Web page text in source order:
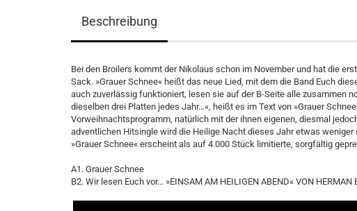
Beschreibung
Bei den Broilers kommt der Nikolaus schon im November und hat die
Sack. »Grauer Schnee« heißt das neue Lied, mit dem die Band Euch
auch zuverlässig funktioniert, lesen sie auf der B-Seite alle zusammen
dieselben drei Platten jedes Jahr…«, heißt es im Text von »Grauer
Vorweihnachtsprogramm, natürlich mit der ihnen eigenen, diesmal
adventlichen Hitsingle wird die Heilige Nacht dieses Jahr etwas
»Grauer Schnee« erscheint als auf 4.000 Stück limitierte, sorgfältig
A1. Grauer Schnee
B2. Wir lesen Euch vor... »EINSAM AM HEILIGEN ABEND« VON HERMAN